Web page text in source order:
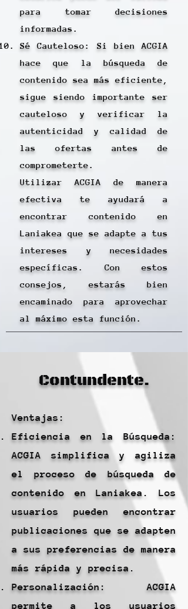
para tomar decisiones
informadas.
Sé Cauteloso: Si bien ACGIA
hace que la búsqueda de
contenido sea más eficiente,
sigue siendo importante ser
cauteloso y verificar la
autenticidad y calidad de
las ofertas antes de
comprometerte.
Utilizar ACGIA de manera
efectiva te ayudará a
encontrar contenido en
Laniakea que se adapte a tus
intereses y necesidades
específicas. Con estos
consejos, estarás bien
encaminado para aprovechar
al máximo esta función.
Contundente.
Ventajas:
Eficiencia en la Búsqueda:
ACGIA simplifica y agiliza
el proceso de búsqueda de
contenido en Laniakea. Los
usuarios pueden encontrar
publicaciones que se adapten
a sus preferencias de manera
más rápida y precisa.
Personalización: ACGIA
permite a los usuarios